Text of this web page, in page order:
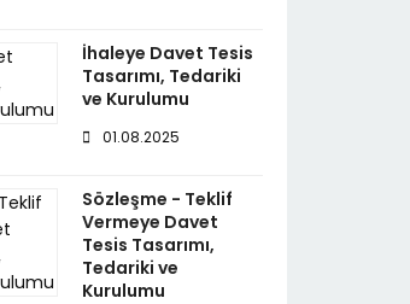
İhaleye Davet Tesis
Tasarımı, Tedariki
ve Kurulumu
01.08.2025
Sözleşme - Teklif
Vermeye Davet
Tesis Tasarımı,
Tedariki ve
Kurulumu